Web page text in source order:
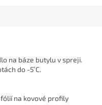
na báze butylu v spreji.
do -5 ̊C.
na kovové profily